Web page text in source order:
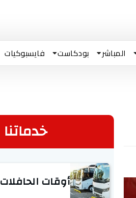
المباشر بودكاست فايسبوكيات
خدماتنا
أوقات الحافلات